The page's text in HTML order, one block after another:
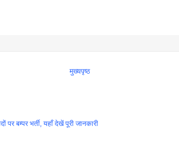
मुख्यपृष्ठ
बम्पर भर्ती, यहाँ देखें पूरी जानकारी